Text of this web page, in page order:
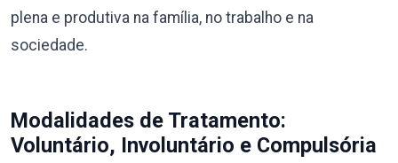
plena e produtiva na família, no trabalho e na
sociedade.
Modalidades de Tratamento:
Voluntário, Involuntário e Compulsória